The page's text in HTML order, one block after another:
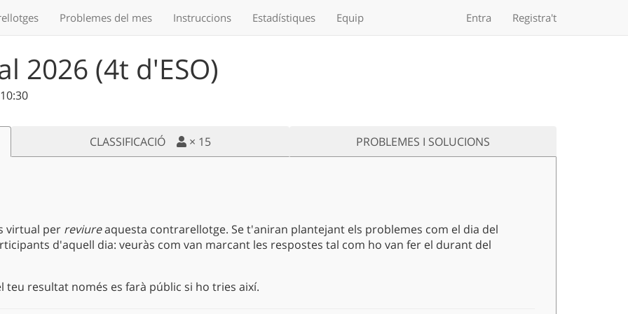
Problemes del mes Instruccions Estadístiques Equip Entra Registra't
2026 (4t d'ESO)
CLASSIFICACIÓ × 15 PROBLEMES I SOLUCIONS
virtual per reviureaquesta contrarellotge. Se t'aniran plantejant els problemes com el dia del
d'aquell dia: veuràs com van marcant les respostes tal com ho van fer el durant del
resultat només es farà públic si ho tries així.